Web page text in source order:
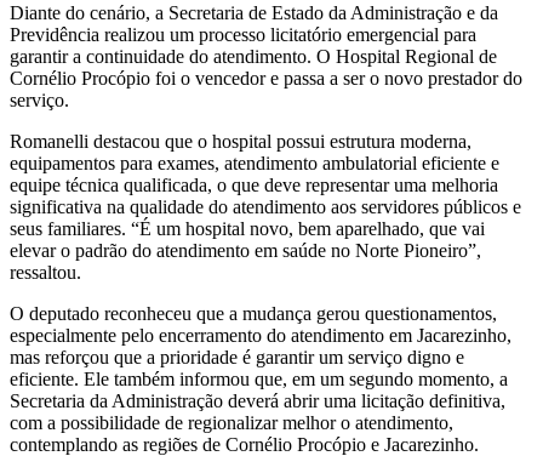
Diante do cenário, a Secretaria de Estado da Administração e da
Previdência realizou um processo licitatório emergencial para
garantir a continuidade do atendimento. O Hospital Regional de
Cornélio Procópio foi o vencedor e passa a ser o novo prestador do
serviço.
Romanelli destacou que o hospital possui estrutura moderna,
equipamentos para exames, atendimento ambulatorial eficiente e
equipe técnica qualificada, o que deve representar uma melhoria
significativa na qualidade do atendimento aos servidores públicos e
seus familiares. “É um hospital novo, bem aparelhado, que vai
elevar o padrão do atendimento em saúde no Norte Pioneiro”,
ressaltou.
O deputado reconheceu que a mudança gerou questionamentos,
especialmente pelo encerramento do atendimento em Jacarezinho,
mas reforçou que a prioridade é garantir um serviço digno e
eficiente. Ele também informou que, em um segundo momento, a
Secretaria da Administração deverá abrir uma licitação definitiva,
com a possibilidade de regionalizar melhor o atendimento,
contemplando as regiões de Cornélio Procópio e Jacarezinho.